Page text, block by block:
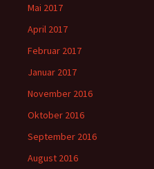
Mai 2017
April 2017
Februar 2017
Januar 2017
November 2016
Oktober 2016
September 2016
August 2016